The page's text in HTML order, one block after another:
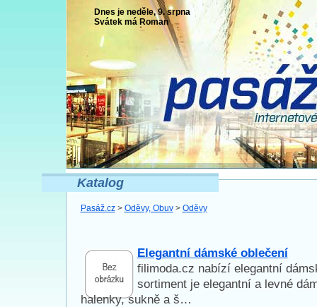
Dnes je neděle, 9. srpna
Svátek má Roman
Katalog
Pasáž.cz> Oděvy, Obuv> Oděvy
Elegantní dámské oblečení
filimoda.cz nabízí elegantní
sortiment je elegantní a levné
halenky, sukně a š…